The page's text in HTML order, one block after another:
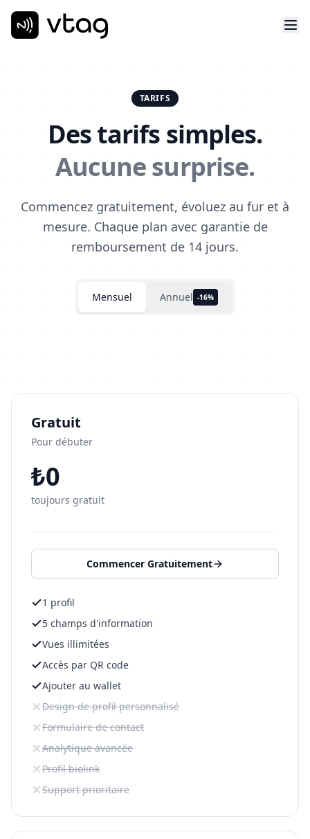
TARIFS
Des tarifs simples.
Aucune surprise.
Commencez gratuitement, évoluez au fur et à
mesure. Chaque plan avec garantie de
remboursement de 14 jours.
Mensuel Annuel -16%
Gratuit
Pour débuter
₺0
toujours gratuit
Commencer Gratuitement
1 profil
5 champs d'information
Vues illimitées
Accès par QR code
Ajouter au wallet
Design de profil personnalisé
Formulaire de contact
Analytique avancée
Profil biolink
Support prioritaire